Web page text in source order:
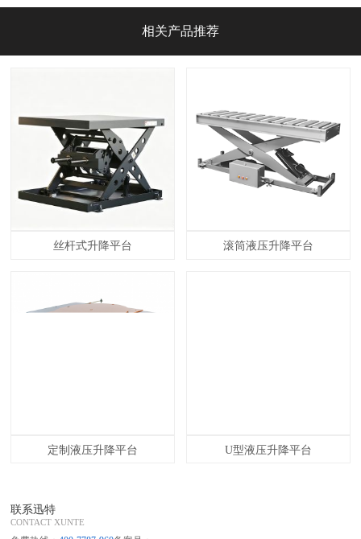
相关产品推荐
丝杆式升降平台 滚筒液压升降平台
定制液压升降平台 U型液压升降平台
联系迅特
CONTACT XUNTE